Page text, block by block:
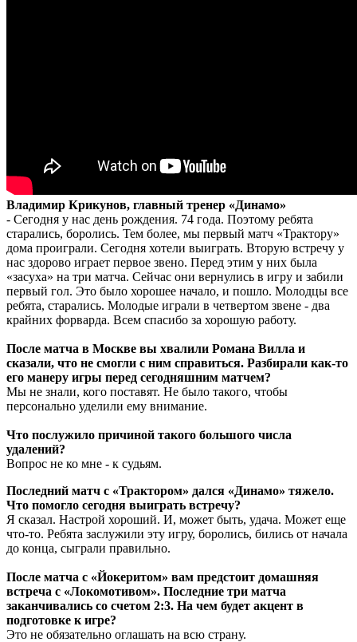
Владимир Крикунов, главный тренер «Динамо»
- Сегодня у нас день рождения. 74 года. Поэтому ребята
старались, боролись. Тем более, мы первый матч «Трактору»
дома проиграли. Сегодня хотели выиграть. Вторую встречу у
нас здорово играет первое звено. Перед этим у них была
«засуха» на три матча. Сейчас они вернулись в игру и забили
первый гол. Это было хорошее начало, и пошло. Молодцы все
ребята, старались. Молодые играли в четвертом звене - два
крайних форварда. Всем спасибо за хорошую работу.
После матча в Москве вы хвалили Романа Вилла и
сказали, что не смогли с ним справиться. Разбирали как-то
его манеру игры перед сегодняшним матчем?
Мы не знали, кого поставят. Не было такого, чтобы
персонально уделили ему внимание.
Что послужило причиной такого большого числа
удалений?
Вопрос не ко мне - к судьям.
Последний матч с «Трактором» дался «Динамо» тяжело.
Что помогло сегодня выиграть встречу?
Я сказал. Настрой хороший. И, может быть, удача. Может еще
что-то. Ребята заслужили эту игру, боролись, бились от начала
до конца, сыграли правильно.
После матча с «Йокеритом» вам предстоит домашняя
встреча с «Локомотивом». Последние три матча
заканчивались со счетом 2:3. На чем будет акцент в
подготовке к игре?
Это не обязательно оглашать на всю страну.